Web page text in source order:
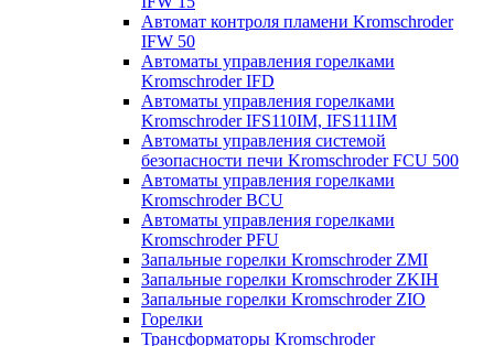
Автомат контроля пламени Kromschroder
IFW 50
Автоматы управления горелками
Kromschroder IFD
Автоматы управления горелками
Kromschroder IFS110IM, IFS111IM
Автоматы управления системой
безопасности печи Kromschroder FCU 500
Автоматы управления горелками
Kromschroder BCU
Автоматы управления горелками
Kromschroder PFU
Запальные горелки Kromschroder ZМI
Запальные горелки Kromschroder ZKIH
Запальные горелки Kromschroder ZIO
Горелки
Трансформаторы Kromschroder